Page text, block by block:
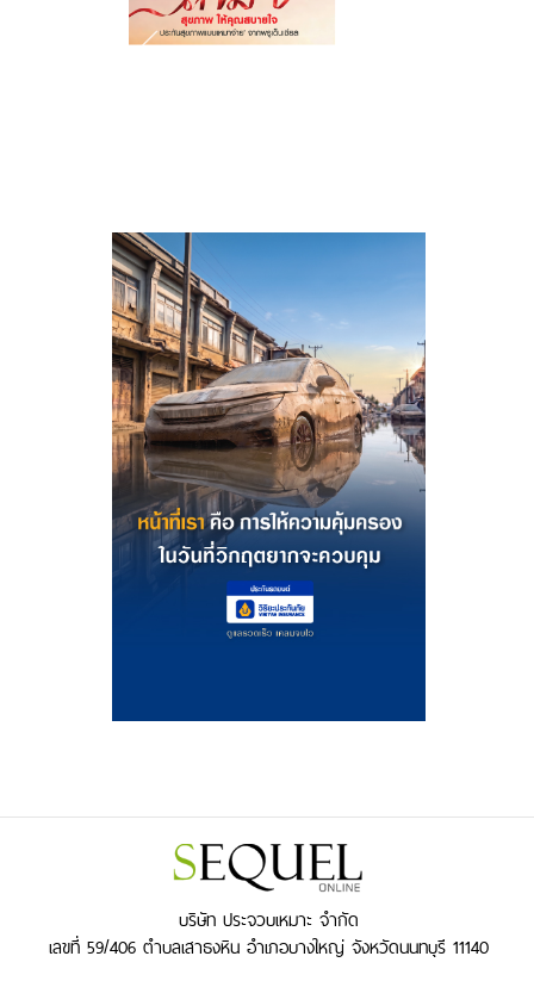
บริษัท ประจวบเหมาะ จำกัด
เลขที่ 59/406 ตำบลเสาธงหิน อำเภอบางใหญ่ จังหวัดนนทบุรี 11140